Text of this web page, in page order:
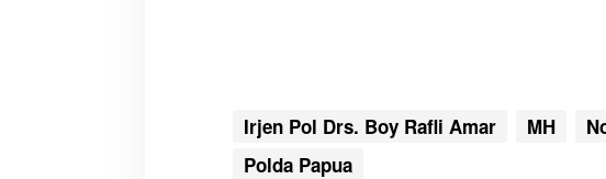
Irjen Pol Drs. Boy Rafli Amar MH
Polda Papua